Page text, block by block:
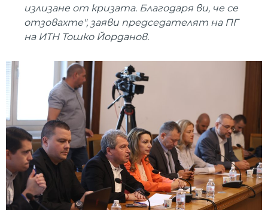
излизане от кризата. Благодаря ви, че се
отзовахте", заяви председателят на ПГ
на ИТН Тошко Йорданов.